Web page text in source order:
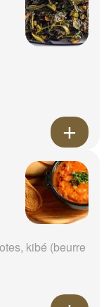
kibé (beurre